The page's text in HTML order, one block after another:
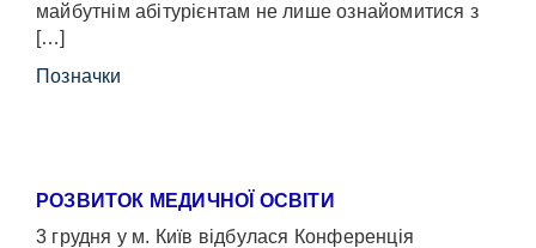
майбутнім абітурієнтам не лише ознайомитися з
[…]
Позначки
РОЗВИТОК МЕДИЧНОЇ ОСВІТИ
3 грудня у м. Київ відбулася Конференція